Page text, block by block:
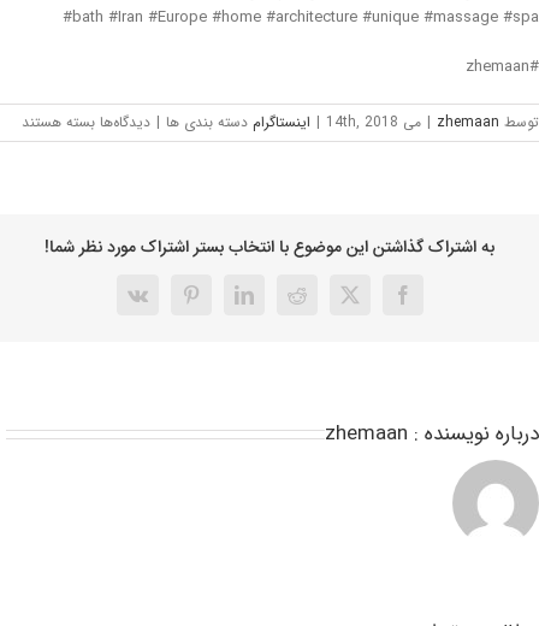
#bath #Iran #Europe #home #architecture #unique #massage #spa
#zhemaan
توسط zhemaan
| می 14th, 2018 | اینستاگرام دسته بندی ها | دیدگاه‌ها بسته هستند
به اشتراک گذاشتن این موضوع با انتخاب بستر اشتراک مورد نظر شما!
درباره نویسنده : zhemaan